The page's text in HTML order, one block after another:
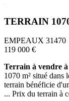
TERRAIN
EMPEAUX 31470
119 000 €
Terrain à vendre
1070 m² situé dans
terrain bénéficie
... Prix du terrain à